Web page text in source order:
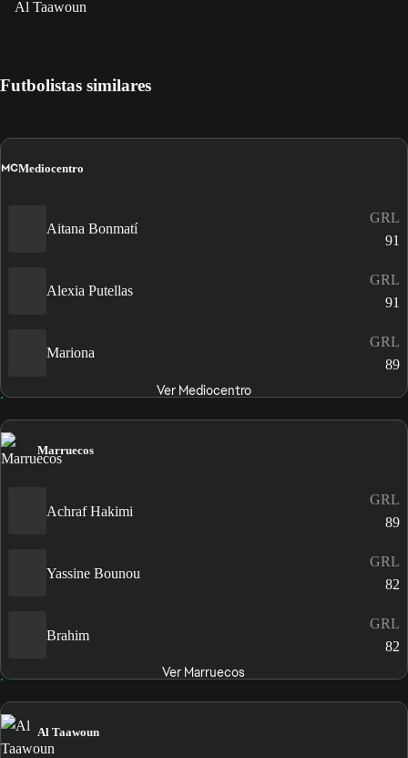
Al Taawoun
Futbolistas similares
MCMediocentro
Aitana Bonmatí
GRL
91
Alexia Putellas
GRL
91
Mariona
GRL
89
Ver Mediocentro
Marruecos
Achraf Hakimi
GRL
89
Yassine Bounou
GRL
82
Brahim
GRL
82
Ver Marruecos
Al Taawoun